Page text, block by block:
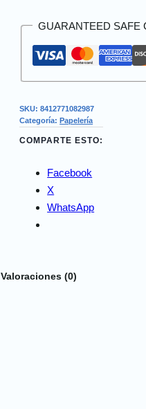
GUARANTEED SAFE
SKU:8412771082987
Categoría:Papelería
COMPARTE ESTO:
Facebook
X
WhatsApp
Valoraciones (0)